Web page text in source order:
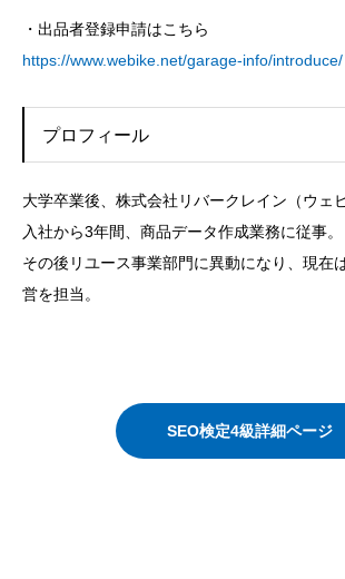
・出品者登録申請はこちら
https://www.webike.net/garage-info/introduce/
プロフィール
大学卒業後、株式会社リバークレイン（ウェ
入社から3年間、商品データ作成業務に従事。
その後リユース事業部門に異動になり、現在
営を担当。
SEO検定4級詳細ページ